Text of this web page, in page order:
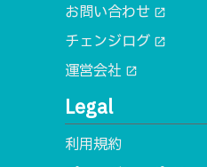
お問い合わせ open_in_new
チェンジログ open_in_new
運営会社 open_in_new
Legal
利用規約